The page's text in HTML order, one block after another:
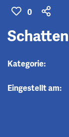
0
Kategorie:
Eingestellt am: